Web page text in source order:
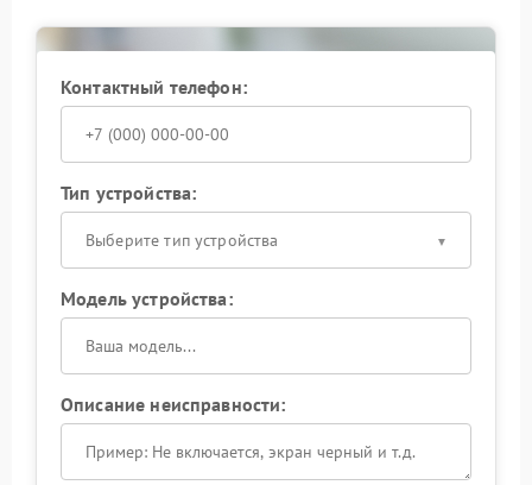
Контактный телефон:
Тип устройства:
Выберите тип устройства
Модель устройства:
Описание неисправности: